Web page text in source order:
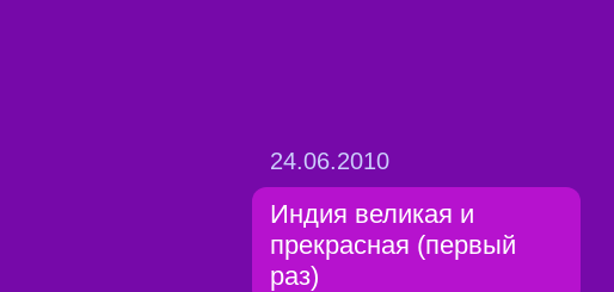
24.06.2010
Индия великая и
прекрасная (первый
раз)